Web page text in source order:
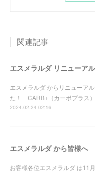
関連記事
エスメラルダ リニューア
エスメラルダ からリニューア
た！ CARB+（カーボプラス）
2024.02.24 02:16
エスメラルダ から皆様へ
お客様各位エスメラルダ は11